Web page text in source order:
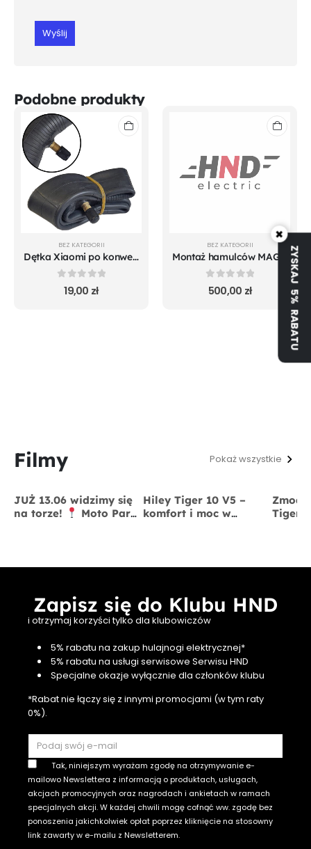
Podobne produkty
BEZ KATEGORII
Dętka Xiaomi po konwersji na 10"
out of 5
19,00 zł
BEZ KATEGORII
0out of 5
500,00 zł
Filmy Pokaż wszystkie
JUŻ 13.06 widzimy się
na torze!
Moto Park
Hiley Tiger 10 V5 –
komfort i moc w
Tiger
Zapisz się do Klubu HND
i otrzymaj korzyści tylko dla klubowiczów
5% rabatu na zakup hulajnogi elektrycznej*
5% rabatu na usługi serwisowe Serwisu HND
Specjalne okazje wyłącznie dla członków klubu
*Rabat nie łączy się z innymi promocjami (w tym raty
0%).
Tak, niniejszym wyrażam zgodę na otrzymywanie e-
mailowo Newslettera z informacją o produktach, usługach,
akcjach promocyjnych oraz nagrodach i ankietach w ramach
specjalnych akcji. W każdej chwili mogę cofnąć ww. zgodę bez
ponoszenia jakichkolwiek opłat poprzez kliknięcie na stosowny
link zawarty w e-mailu z Newsletterem.
×
ZYSKAJ 5% RABATU